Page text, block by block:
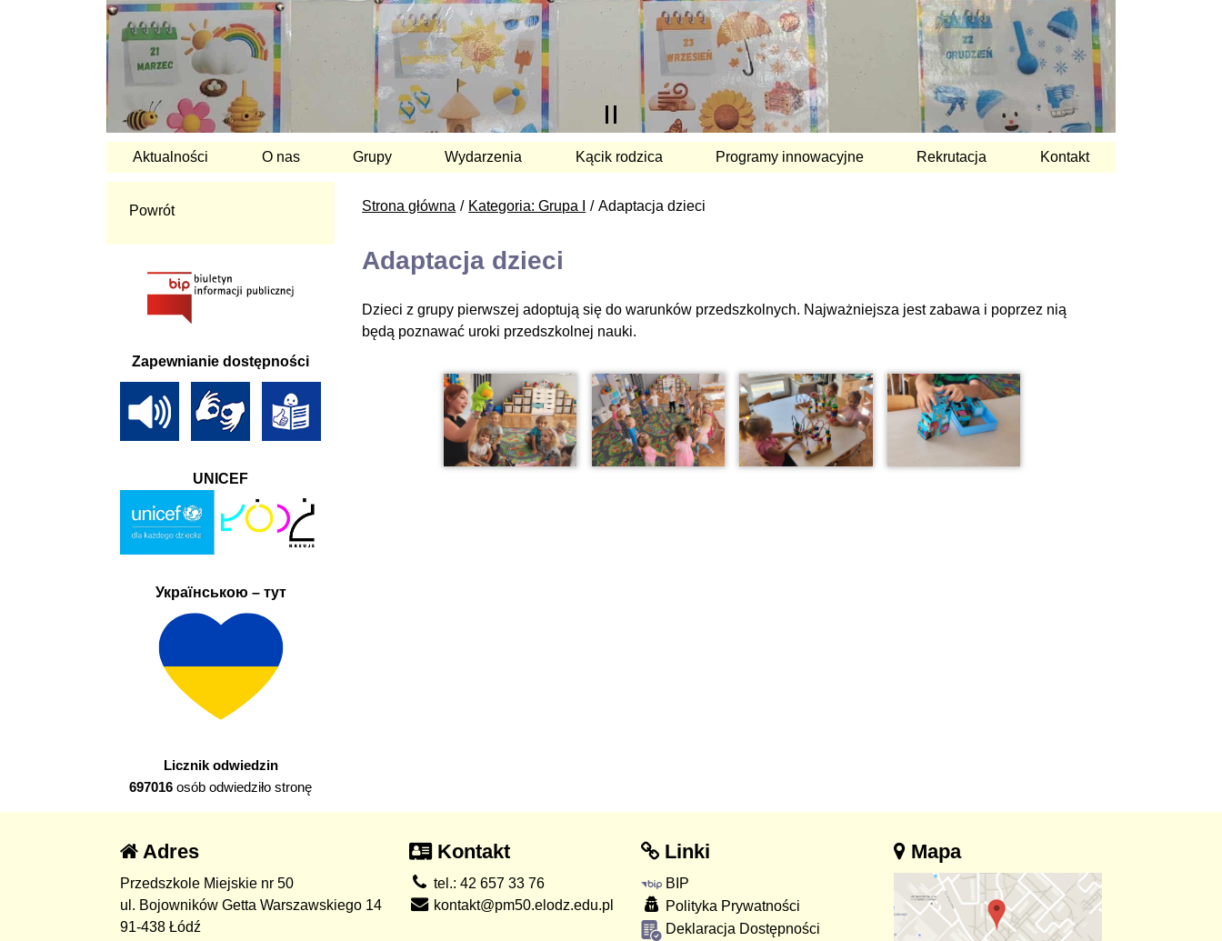
Aktualności O nas Grupy Wydarzenia Kącik rodzica Programy innowacyjne Rekrutacja Kontakt
Strona główna Kategoria: Grupa I Adaptacja dzieci
Adaptacja dzieci
Dzieci z grupy pierwszej adoptują się do warunków przedszkolnych. Najważniejsza jest zabawa i poprzez nią
będą poznawać uroki przedszkolnej nauki.
Powrót
Zapewnianie dostępności
UNICEF
Українською – тут
Licznik odwiedzin
697016 osób odwiedziło stronę
Adres
Przedszkole Miejskie nr 50
ul. Bojowników Getta Warszawskiego 14
91-438 Łódź
Kontakt
tel.: 42 657 33 76
kontakt@pm50.elodz.edu.pl
Linki
BIP
Polityka Prywatności
Deklaracja Dostępności
Mapa